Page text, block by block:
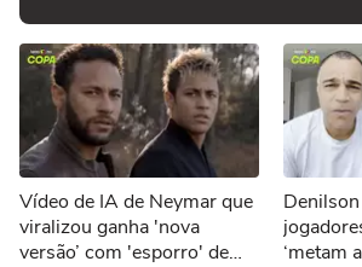
Vídeo de IA de Neymar que
viralizou ganha 'nova
versão’ com 'esporro' de
‘metam